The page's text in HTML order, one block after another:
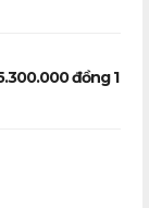
đồng 1